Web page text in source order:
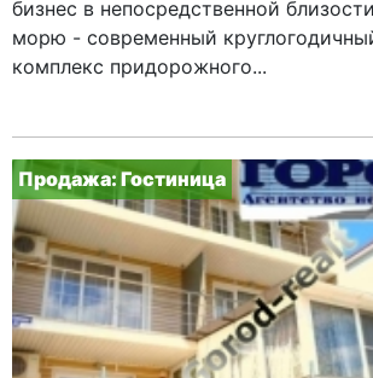
бизнес в непосредственной
морю - современный
комплекс придорожного...
Продажа: Гостиница